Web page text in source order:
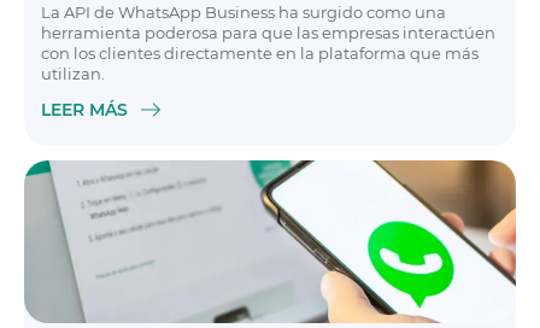
La API de WhatsApp Business ha surgido como una
herramienta poderosa para que las empresas interactúen
con los clientes directamente en la plataforma que más
utilizan.
LEER MÁS